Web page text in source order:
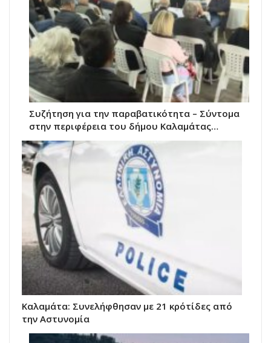
Συζήτηση για την παραβατικότητα – Σύντομα
στην περιφέρεια του δήμου Καλαμάτας…
Καλαμάτα: Συνελήφθησαν με 21 κρότίδες από
την Αστυνομία